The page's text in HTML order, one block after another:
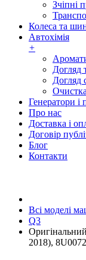
Зчіпні
Колеса та
Автохімія
+
Догляд
Догляд
Генератори і
Про нас
Доставка і
Договір
Блог
Контакти
Всі моделі
Q3
2018),